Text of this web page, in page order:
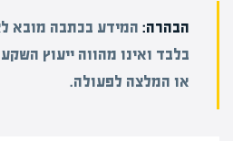
הבהרה: המידע בכתבה מובא
בלבד ואינו מהווה ייעוץ
או המלצה לפעולה.